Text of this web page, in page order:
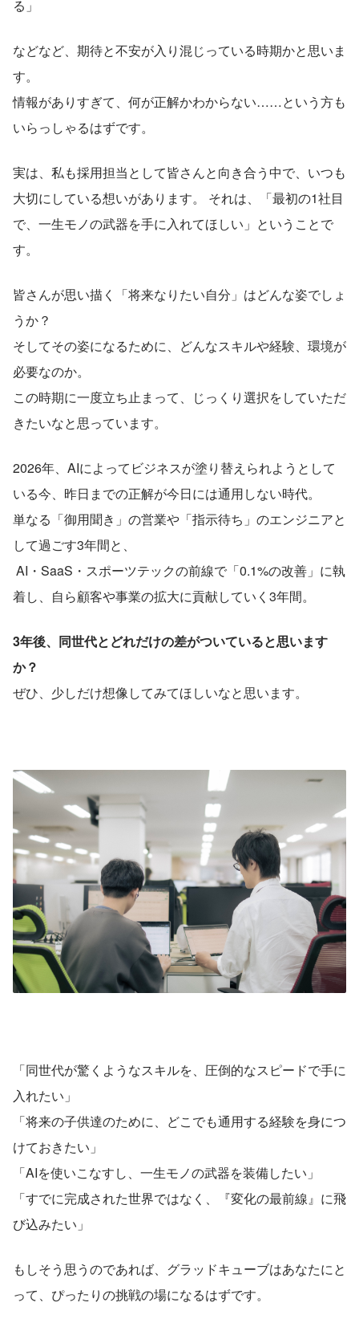
る」
などなど、期待と不安が入り混じっている時期かと思いま
す。
情報がありすぎて、何が正解かわからない……という方も
いらっしゃるはずです。
実は、私も採用担当として皆さんと向き合う中で、いつも
大切にしている想いがあります。 それは、「最初の1社目
で、一生モノの武器を手に入れてほしい」ということで
す。
皆さんが思い描く「将来なりたい自分」はどんな姿でしょ
うか？
そしてその姿になるために、どんなスキルや経験、環境が
必要なのか。
この時期に一度立ち止まって、じっくり選択をしていただ
きたいなと思っています。
2026年、AIによってビジネスが塗り替えられようとして
いる今、昨日までの正解が今日には通用しない時代。
単なる「御用聞き」の営業や「指示待ち」のエンジニアと
して過ごす3年間と、
着し、自ら顧客や事業の拡大に貢献していく3年間。
3年後、同世代とどれだけの差がついていると思います
か？
ぜひ、少しだけ想像してみてほしいなと思います。
「同世代が驚くようなスキルを、圧倒的なスピードで手に
入れたい」
「将来の子供達のために、どこでも通用する経験を身につ
けておきたい」
「AIを使いこなすし、一生モノの武器を装備したい」
「すでに完成された世界ではなく、『変化の最前線』に飛
び込みたい」
もしそう思うのであれば、グラッドキューブはあなたにと
って、ぴったりの挑戦の場になるはずです。